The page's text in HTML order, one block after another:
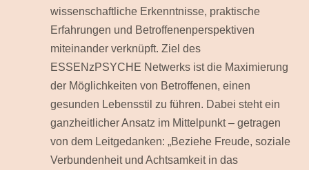
wissenschaftliche Erkenntnisse, praktische
Erfahrungen und Betroffenenperspektiven
miteinander verknüpft. Ziel des
ESSENzPSYCHE Netwerks ist die Maximierung
der Möglichkeiten von Betroffenen, einen
gesunden Lebensstil zu führen. Dabei steht ein
ganzheitlicher Ansatz im Mittelpunkt – getragen
von dem Leitgedanken: „Beziehe Freude, soziale
Verbundenheit und Achtsamkeit in das